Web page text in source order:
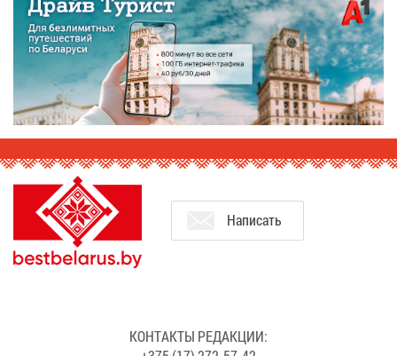
На­пи­сать
КОН­ТАК­ТЫ РЕ­ДАК­ЦИИ: